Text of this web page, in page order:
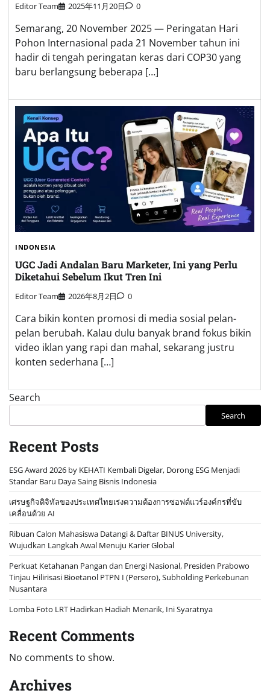
Editor Team 2025年11月20日 0
Semarang, 20 November 2025 — Peringatan Hari
Pohon Internasional pada 21 November tahun ini
hadir di tengah peringatan keras dari COP30 yang
baru berlangsung beberapa […]
INDONESIA
UGC Jadi Andalan Baru Marketer, Ini yang Perlu
Diketahui Sebelum Ikut Tren Ini
Editor Team 2026年8月2日 0
Cara bikin konten promosi di media sosial pelan-
pelan berubah. Kalau dulu banyak brand fokus bikin
video iklan yang rapi dan mahal, sekarang justru
konten sederhana […]
Search
Search
Recent Posts
ESG Award 2026 by KEHATI Kembali Digelar, Dorong ESG Menjadi
Standar Baru Daya Saing Bisnis Indonesia
เศรษฐกิจดิจิทัลของประเทศไทยเร่งความต้องการซอฟต์แวร์องค์กรที่ขับ
เคลื่อนด้วย AI
Ribuan Calon Mahasiswa Datangi & Daftar BINUS University,
Wujudkan Langkah Awal Menuju Karier Global
Perkuat Ketahanan Pangan dan Energi Nasional, Presiden Prabowo
Tinjau Hilirisasi Bioetanol PTPN I (Persero), Subholding Perkebunan
Nusantara
Lomba Foto LRT Hadirkan Hadiah Menarik, Ini Syaratnya
Recent Comments
No comments to show.
Archives